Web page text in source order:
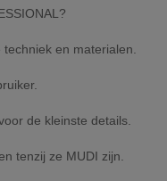
en materialen.
de kleinste details.
tenzij ze MUDI zijn.